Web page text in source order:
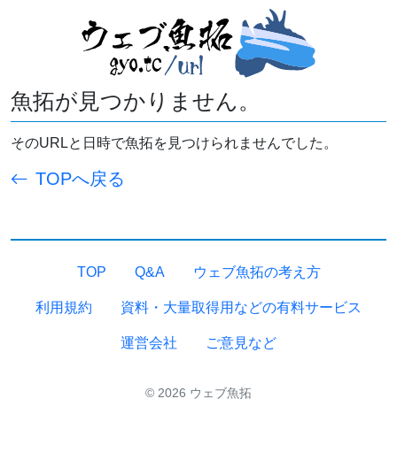
魚拓が見つかりません。
そのURLと日時で魚拓を見つけられませんでした。
TOPへ戻る
TOP Q&A ウェブ魚拓の考え方
利用規約 資料・大量取得用などの有料サービス
運営会社 ご意見など
© 2026 ウェブ魚拓